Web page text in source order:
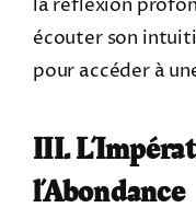
la réflexion
écouter son
pour accéder à
III.
l’Abondance